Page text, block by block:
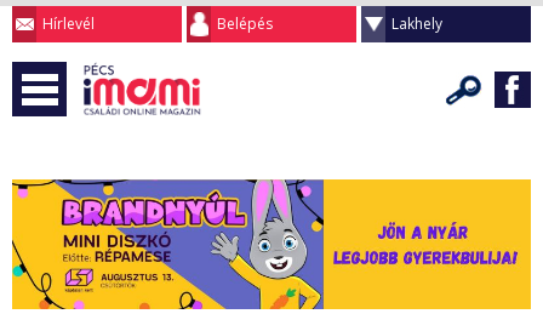
Hírlevél Belépés Lakhely